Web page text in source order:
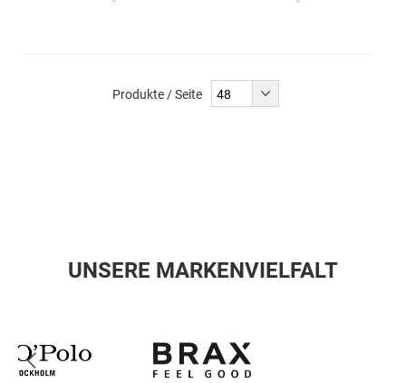
Produkte / Seite
UNSERE MARKENVIELFALT